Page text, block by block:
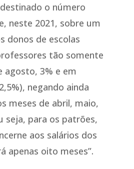
o número
neste 2021, sobre um
donos de escolas
tão somente
agosto, 3% e em
negando ainda
meses de abril, maio,
seja, para os patrões,
aos salários dos
apenas oito meses”.